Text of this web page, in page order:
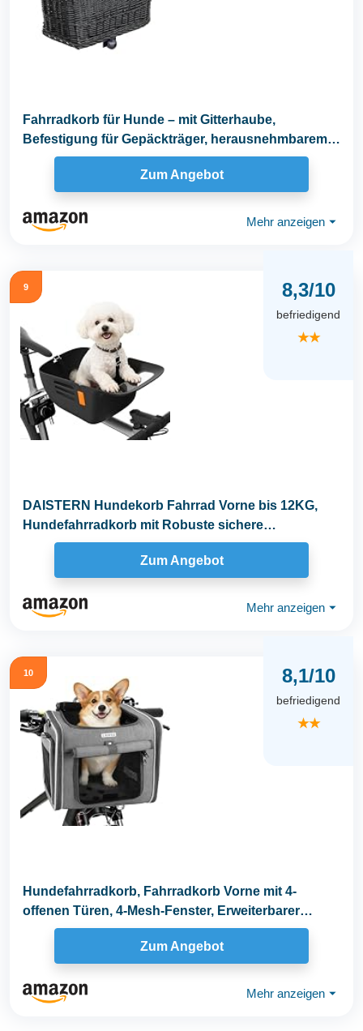
Fahrradkorb für Hunde – mit Gitterhaube,
Befestigung für Gepäckträger, herausnehmbarem
Kissen...
Zum Angebot
Mehr anzeigen ⏷
9 8,3/10
befriedigend
★★
DAISTERN Hundekorb Fahrrad Vorne bis 12KG,
Hundefahrradkorb mit Robuste sichere
Bodenplatte...
Zum Angebot
Mehr anzeigen ⏷
10 8,1/10
befriedigend
★★
Hundefahrradkorb, Fahrradkorb Vorne mit 4-
offenen Türen, 4-Mesh-Fenster, Erweiterbarer
Faltbarer...
Zum Angebot
Mehr anzeigen ⏷